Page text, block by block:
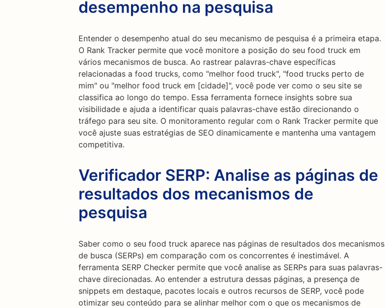
desempenho na pesquisa
Entender o desempenho atual do seu mecanismo de pesquisa é a primeira etapa.
O Rank Tracker permite que você monitore a posição do seu food truck em
vários mecanismos de busca. Ao rastrear palavras-chave específicas
relacionadas a food trucks, como "melhor food truck", "food trucks perto de
mim" ou "melhor food truck em [cidade]", você pode ver como o seu site se
classifica ao longo do tempo. Essa ferramenta fornece insights sobre sua
visibilidade e ajuda a identificar quais palavras-chave estão direcionando o
tráfego para seu site. O monitoramento regular com o Rank Tracker permite que
você ajuste suas estratégias de SEO dinamicamente e mantenha uma vantagem
competitiva.
Verificador SERP: Analise as páginas de
resultados dos mecanismos de
pesquisa
Saber como o seu food truck aparece nas páginas de resultados dos mecanismos
de busca (SERPs) em comparação com os concorrentes é inestimável. A
ferramenta SERP Checker permite que você analise as SERPs para suas palavras-
chave direcionadas. Ao entender a estrutura dessas páginas, a presença de
snippets em destaque, pacotes locais e outros recursos de SERP, você pode
otimizar seu conteúdo para se alinhar melhor com o que os mecanismos de